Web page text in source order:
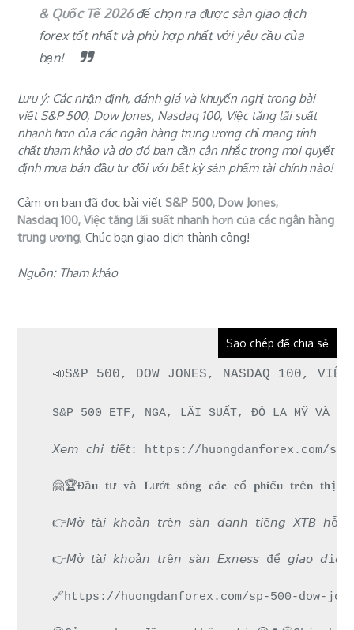
& Quốc Tế 2026để chọn ra được sàn giao dịch
forex tốt nhấtvà phù hợp nhất với yêu cầu của
bạn!
Lưu ý: Các nhận định, đánh giá và khuyến nghị trong bài
viết S&P 500, Dow Jones, Nasdaq 100, Việc tăng lãi suất
nhanh hơn của các ngân hàng trung ương chỉ mang tính
chất tham khảo và do đó bạn cần cân nhắc trong mọi quyết
định mua bán đầu tư đối với bất kỳ sản phẩm tài chính nào!
Cảm ơn bạn đã đọc bài viết S&P 500, Dow Jones,
Nasdaq 100, Việc tăng lãi suất nhanh hơn của các ngân hàng
trung ương, Chúc bạn giao dịch thành công!
Nguồn: Tham khảo
Sao chép để chia sẻ
📣S&P 500, DOW JONES, NASDAQ 100, VIỆC
S&P 500 ETF, NGA, LÃI SUẤT, ĐÔ LA MỸ
𝘟𝘦𝘮 𝘤𝘩𝘪 𝘵𝘪ế𝘵: https://huongdanforex.com/
🤗🏆Đầ𝐮 𝐭ư 𝐯à 𝐋ướ𝐭 𝐬ó𝐧𝐠 𝐜á𝐜 𝐜ổ 𝐩𝐡𝐢ế𝐮 𝐭𝐫ê𝐧 𝐭𝐡ị
👉𝘔ở 𝘵à𝘪 𝘬𝘩𝘰ả𝘯 𝘵𝘳ê𝘯 𝘴à𝘯 𝘥𝘢𝘯𝘩 𝘵𝘪ế𝘯𝘨 𝘟𝘛𝘉
👉𝘔ở 𝘵à𝘪 𝘬𝘩𝘰ả𝘯 𝘵𝘳ê𝘯 𝘴à𝘯 𝘌𝘹𝘯𝘦𝘴𝘴 để 𝘨𝘪𝘢𝘰
🔗https://huongdanforex.com/sp-500-dow-